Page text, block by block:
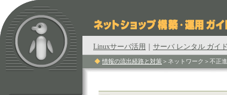
Linuxサーバ活用 サーバ レンタル ガイド
◆ 情報の流出経路と対策 ＞ネットワーク＞不正